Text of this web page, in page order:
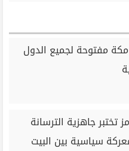
مكة مفتوحة لجميع الدول
جاهزية الترسانة
سياسية بين البيت